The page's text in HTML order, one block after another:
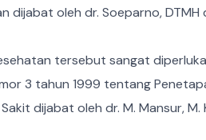
oleh dr. Soeparno,
tersebut sangat
3 tahun 1999 tentang
dijabat oleh dr. M. Mansur,